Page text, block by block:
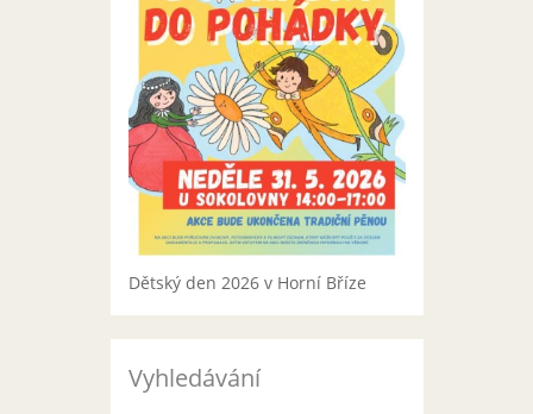
Dětský den 2026 v Horní Bříze
Vyhledávání